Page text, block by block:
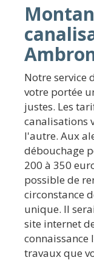
Notre service
votre portée
justes. Les
canalisations
l'autre. Aux
débouchage
200 à 350
possible de
circonstance
unique. Il
site internet
connaissance
travaux que